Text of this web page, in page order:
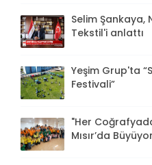
Selim Şankaya,
Tekstil'i anlattı
Yeşim Grup'ta
Festivali”
"Her
Mısır’da Büyüyor